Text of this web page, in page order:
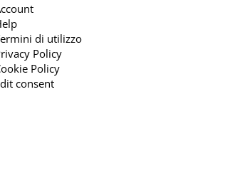
di utilizzo
Policy
Policy
consent